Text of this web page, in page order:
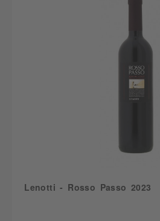
Lenotti - Rosso Passo 2023